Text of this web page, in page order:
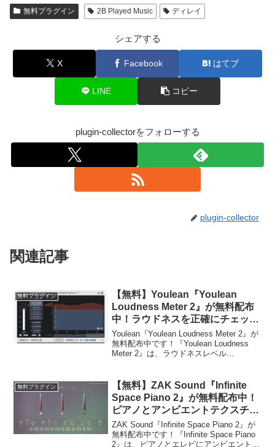
無料プラグイン 2B Played Music ディレイ
シェアする
X Facebook はてブ
LINE コピー
plugin-collectorをフォローする
plugin-collector
関連記事
無料プラグイン
【無料】Youlean『Youlean
Loudness Meter 2』が無料配布
中！ラウドネスを正確にチェック
できるメータープラグイン！
Youlean『Youlean Loudness Meter 2』が
無料配布中です！『Youlean Loudness
Meter 2』は、ラウドネスレベル
に挿すだ...
無料プラグイン
【無料】ZAK Sound『Infinite
Space Piano 2』が無料配布中！
ピアノとアンビエントテクスチャ
を組み合わせたどんなジャンルに
も使えるピアノ音源！
ZAK Sound『Infinite Space Piano 2』が
無料配布中です！『Infinite Space Piano
2』は、ピアノとエレピにアンビエントテ